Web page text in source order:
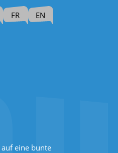
FR EN
eine bunte